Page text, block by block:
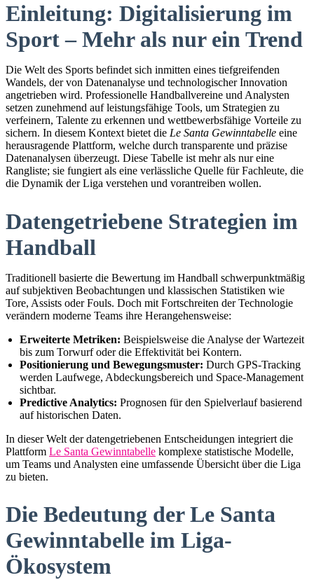
Einleitung: Digitalisierung im
Sport – Mehr als nur ein Trend
Die Welt des Sports befindet sich inmitten eines tiefgreifenden
Wandels, der von Datenanalyse und technologischer Innovation
angetrieben wird. Professionelle Handballvereine und Analysten
setzen zunehmend auf leistungsfähige Tools, um Strategien zu
verfeinern, Talente zu erkennen und wettbewerbsfähige Vorteile zu
sichern. In diesem Kontext bietet die Le Santa Gewinntabelle eine
herausragende Plattform, welche durch transparente und präzise
Datenanalysen überzeugt. Diese Tabelle ist mehr als nur eine
Rangliste; sie fungiert als eine verlässliche Quelle für Fachleute, die
die Dynamik der Liga verstehen und vorantreiben wollen.
Datengetriebene Strategien im
Handball
Traditionell basierte die Bewertung im Handball schwerpunktmäßig
auf subjektiven Beobachtungen und klassischen Statistiken wie
Tore, Assists oder Fouls. Doch mit Fortschreiten der Technologie
verändern moderne Teams ihre Herangehensweise:
Erweiterte Metriken: Beispielsweise die Analyse der Wartezeit
bis zum Torwurf oder die Effektivität bei Kontern.
Positionierung und Bewegungsmuster: Durch GPS-Tracking
werden Laufwege, Abdeckungsbereich und Space-Management
sichtbar.
Predictive Analytics: Prognosen für den Spielverlauf basierend
auf historischen Daten.
In dieser Welt der datengetriebenen Entscheidungen integriert die
Plattform Le Santa Gewinntabelle komplexe statistische Modelle,
um Teams und Analysten eine umfassende Übersicht über die Liga
zu bieten.
Die Bedeutung der Le Santa
Gewinntabelle im Liga-
Ökosystem